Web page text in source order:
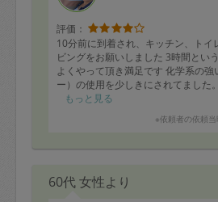
評価：
10分前に到着され、キッチン、トイ
ビングをお願いしました 3時間とい
よくやって頂き満足です 化学系の強
ー）の使用を少しきにされてまし
with her work!!!thank you so much.
もっと見る
※依頼者の依頼当
60代 女性より